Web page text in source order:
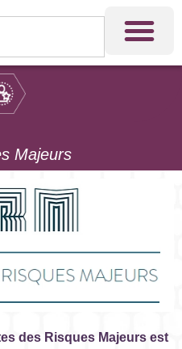
Majeurs
des Risques Majeurs est